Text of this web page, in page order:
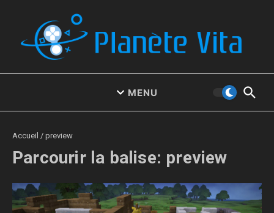
MENU
Accueil / preview
Parcourir la balise: preview